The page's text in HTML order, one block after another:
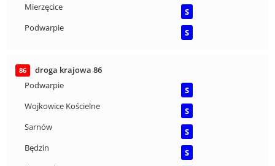
Mierzęcice
S
Podwarpie
S
86
droga krajowa 86
Podwarpie
S
Wojkowice Kościelne
S
Sarnów
S
Będzin
S